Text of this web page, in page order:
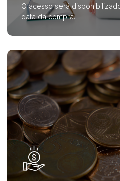
O acesso será
data da compra.